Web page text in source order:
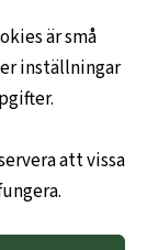
är små
inställningar
att vissa